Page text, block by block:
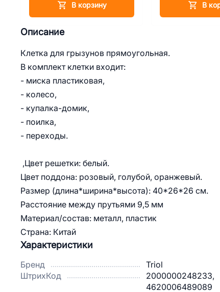
Описание
Клетка для грызунов прямоугольная.
В комплект клетки входит:
- миска пластиковая,
- колесо,
- купалка-домик,
- поилка,
- переходы.
,Цвет решетки: белый.
Цвет поддона: розовый, голубой, оранжевый.
Размер (длина*ширина*высота): 40*26*26 см.
Расстояние между прутьями 9,5 мм
Материал/состав: металл, пластик
Страна: Китай
В корзину В
Характеристики
Бренд
Triol
ШтрихКод
2000000248233,
4620006489089